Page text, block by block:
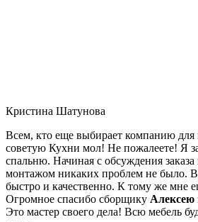
Кристина Шатунова
Всем, кто еще выбирает компанию для
советую Кухни мол! Не пожалеете! Я
спальню. Начиная с обсуждения заказа
монтажом никаких проблем не было.
быстро и качественно. К тому же мне
Огромное спасибо сборщику Алексею
Это мастер своего дела! Всю мебель